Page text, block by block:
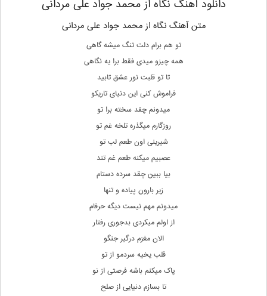
دانلود آهنگ نگاه از محمد جواد علی مردانی
متن آهنگ نگاه از محمد جواد علی مردانی
تو هم برام دلت تنگ میشه گاهی
همه چیزو میدی فقط برا یه نگاهی
تا تو قلبت نور عشق تابید
فراموش کنی این دنیای تاریکو
میدونم چقد سخته برا تو
روزگارم میگذره تلخه غم تو
شیرینی اون طعم لب تو
عصبیم میکنه طعم غم تند
بیا ببین چقد سرده دستام
زیر بارون پیاده و تنها
میدونم مهم نیست دیگه حرفام
از اولم میکردی بدجوری رفتار
الان مغزم درگیر جنگو
قلب یخیه سردمو از تو
پاک میکنم باشه فرصتی از نو
تا بسازم دنیایی از صلح